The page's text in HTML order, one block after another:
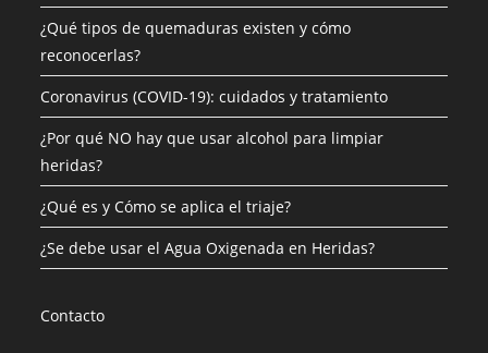
¿Qué tipos de quemaduras existen y cómo
reconocerlas?
Coronavirus (COVID-19): cuidados y tratamiento
¿Por qué NO hay que usar alcohol para limpiar
heridas?
¿Qué es y Cómo se aplica el triaje?
¿Se debe usar el Agua Oxigenada en Heridas?
Contacto